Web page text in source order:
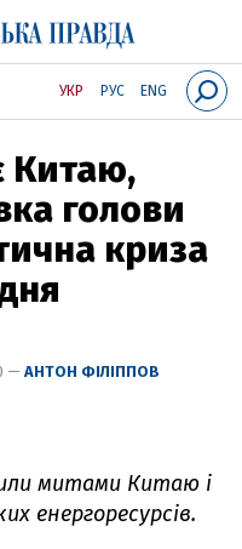
УКР РУС ENG
Китаю,
голови
криза
— АНТОН ФІЛІППОВ
митами Китаю і
енергоресурсів.